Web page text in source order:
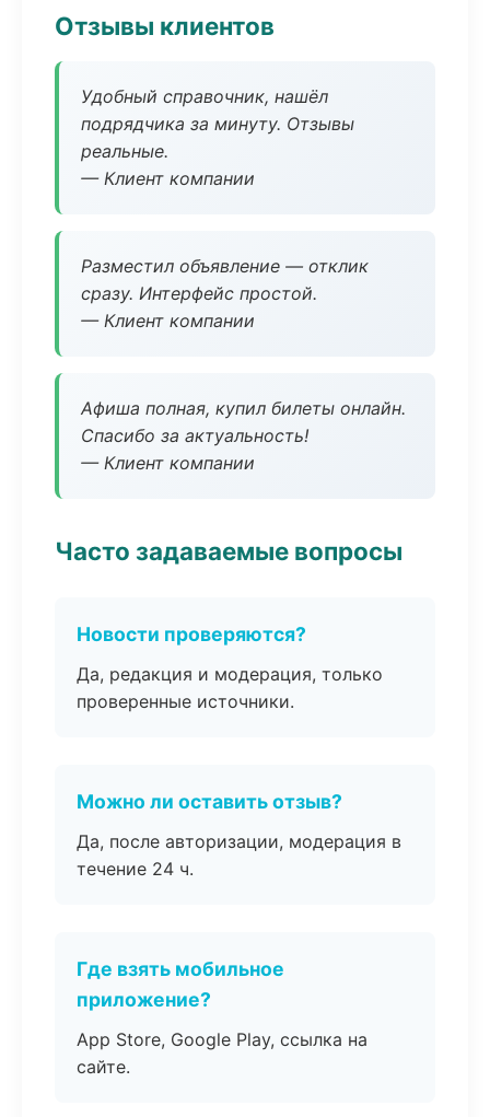
Отзывы клиентов
Удобный справочник, нашёл
подрядчика за минуту. Отзывы
реальные.
— Клиент компании
Разместил объявление — отклик
сразу. Интерфейс простой.
— Клиент компании
Афиша полная, купил билеты онлайн.
Спасибо за актуальность!
— Клиент компании
Часто задаваемые вопросы
Новости проверяются?
Да, редакция и модерация, только
проверенные источники.
Можно ли оставить отзыв?
Да, после авторизации, модерация в
течение 24 ч.
Где взять мобильное
приложение?
App Store, Google Play, ссылка на
сайте.